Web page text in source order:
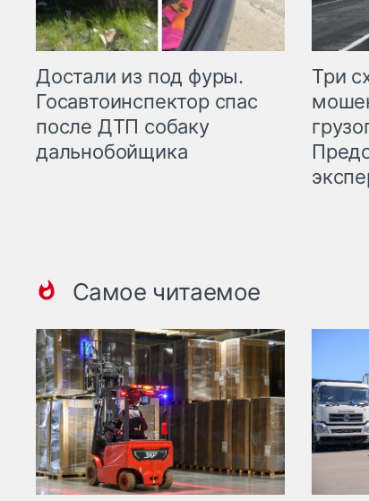
Достали из под фуры.
Госавтоинспектор спас
после ДТП собаку
дальнобойщика
Три
Самое читаемое